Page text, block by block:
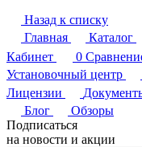
Назад к списку
Главная
Каталог
Кабинет
0
Установочный центр
Лицензии
Блог
Обзоры
Подписаться
на новости и акции